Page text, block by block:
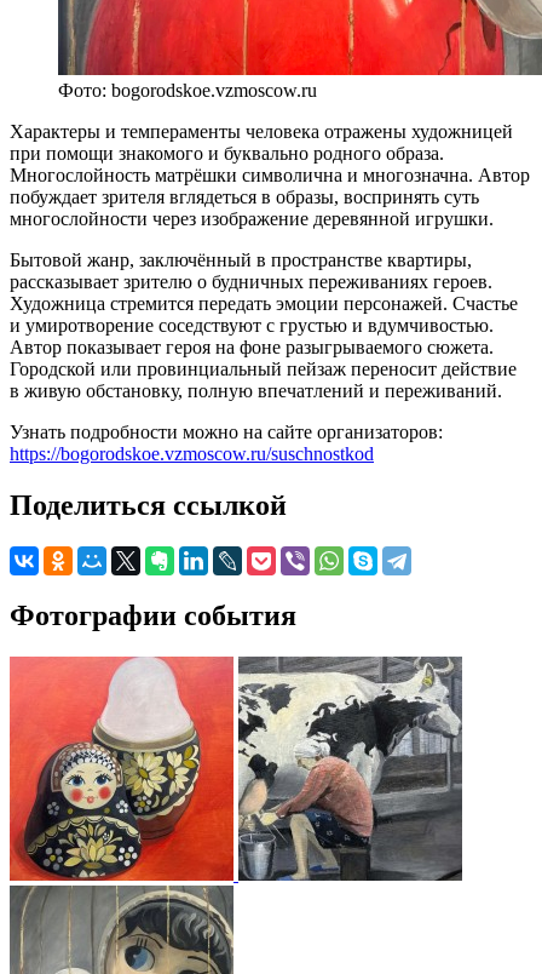
Фото: bogorodskoe.vzmoscow.ru
Характеры и темпераменты человека отражены художницей
при помощи знакомого и буквально родного образа.
Многослойность матрёшки символична и многозначна. Автор
побуждает зрителя вглядеться в образы, воспринять суть
многослойности через изображение деревянной игрушки.
Бытовой жанр, заключённый в пространстве квартиры,
рассказывает зрителю о будничных переживаниях героев.
Художница стремится передать эмоции персонажей. Счастье
и умиротворение соседствуют с грустью и вдумчивостью.
Автор показывает героя на фоне разыгрываемого сюжета.
Городской или провинциальный пейзаж переносит действие
в живую обстановку, полную впечатлений и переживаний.
Узнать подробности можно на сайте организаторов:
https://bogorodskoe.vzmoscow.ru/suschnostkod
Поделиться ссылкой
Фотографии события